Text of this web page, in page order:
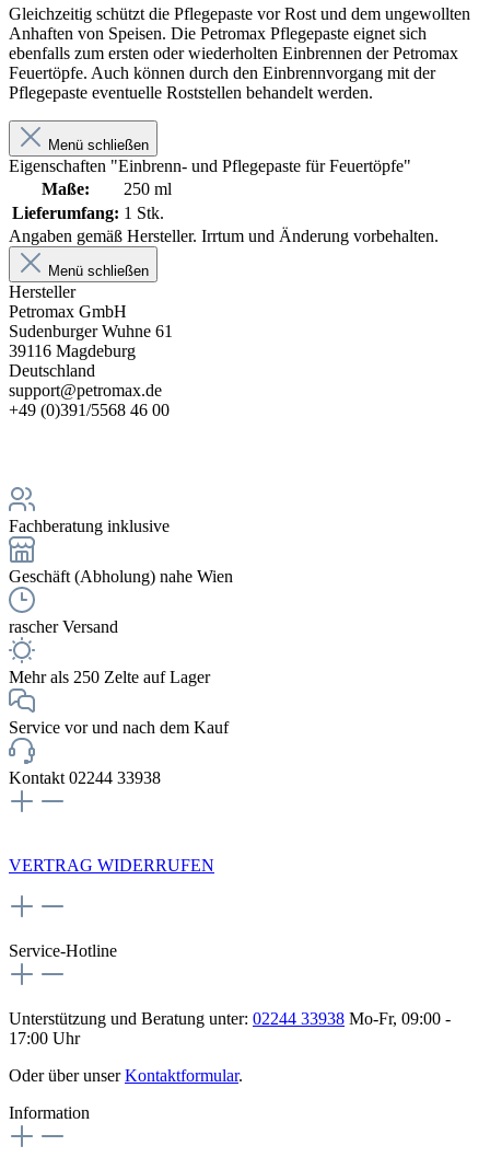
Gleichzeitig schützt die Pflegepaste vor Rost und dem ungewollten
Anhaften von Speisen. Die Petromax Pflegepaste eignet sich
ebenfalls zum ersten oder wiederholten Einbrennen der Petromax
Feuertöpfe. Auch können durch den Einbrennvorgang mit der
Pflegepaste eventuelle Roststellen behandelt werden.
Menü schließen
Eigenschaften "Einbrenn- und Pflegepaste für Feuertöpfe"
Maße:
250 ml
Lieferumfang: 1 Stk.
Angaben gemäß Hersteller. Irrtum und Änderung vorbehalten.
Menü schließen
Hersteller
Petromax GmbH
Sudenburger Wuhne 61
39116 Magdeburg
Deutschland
support@petromax.de
+49 (0)391/5568 46 00
Fachberatung inklusive
Geschäft (Abholung) nahe Wien
rascher Versand
Mehr als 250 Zelte auf Lager
Service vor und nach dem Kauf
Kontakt 02244 33938
VERTRAG WIDERRUFEN
Service-Hotline
Unterstützung und Beratung unter: 02244 33938 Mo-Fr, 09:00 -
17:00 Uhr
Oder über unserKontaktformular.
Information